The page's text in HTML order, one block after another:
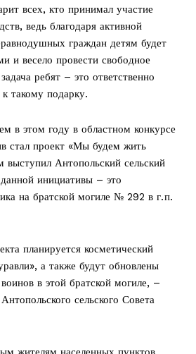
всех, кто принимал участие
ведь благодаря активной
граждан детям будет
и весело провести свободное
ребят – это ответственно
такому подарку.
в этом году в областном конкурсе
стал проект «Мы будем жить
Антопольский сельский
инициативы – это
на братской могиле № 292 в г. п.
планируется косметический
а также будут обновлены
в этой братской могиле, –
сельского Совета